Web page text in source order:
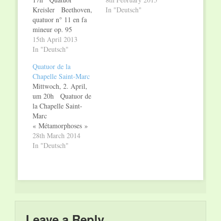
Kreisler Beethoven,
quatuor n° 11 en fa
mineur op. 95
Mullenbach, 2e
quatuor à cordes
en fa majeur op. 96 «
Américain »
Haoxing Liang und
Silja Geirhardsdottir,
Violine. Jean-Marc
Apap, Bratsche. Niall
Brown, Cello.
Gegründet…
15th April 2013
In "Deutsch"
In "Deutsch"
Quatuor de la
Chapelle Saint-Marc
Mittwoch, 2. April,
um 20h Quatuor de
la Chapelle Saint-
Marc
« Métamorphoses »
Fabian Perdichizzi,
Violine. Matthieu
28th March 2014
In "Deutsch"